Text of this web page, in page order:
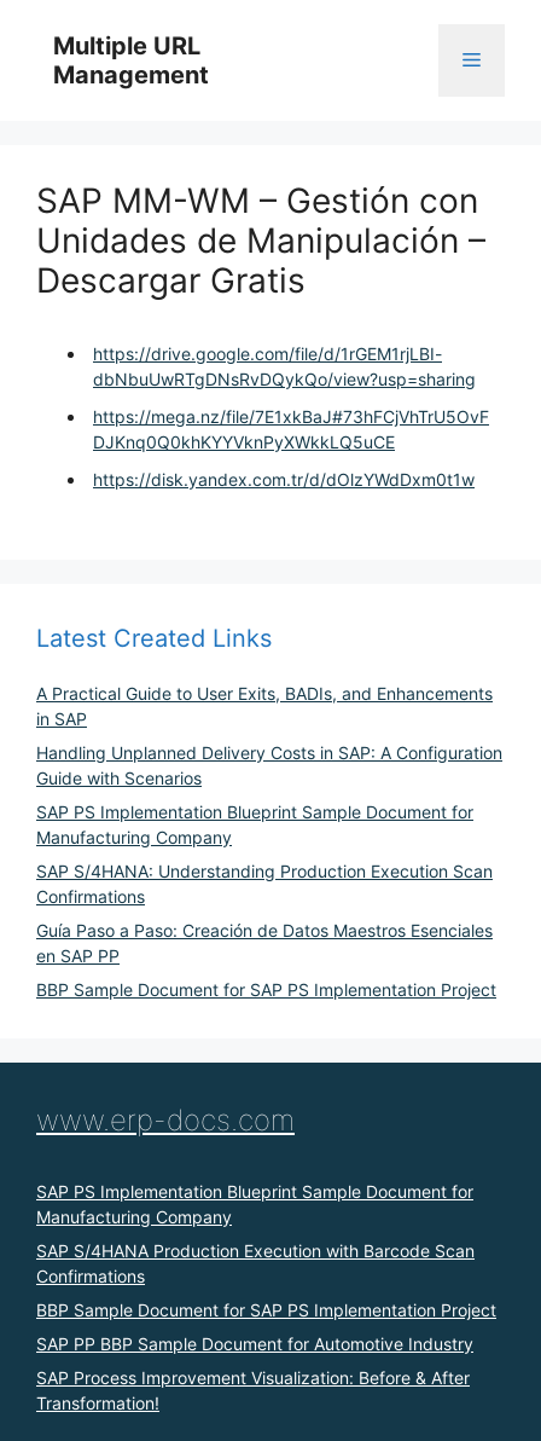
content
Multiple URL
Management
Menu
SAP MM-WM – Gestión con
Unidades de Manipulación –
Descargar Gratis
https://drive.google.com/file/d/1rGEM1rjLBI-
dbNbuUwRTgDNsRvDQykQo/view?usp=sharing
https://mega.nz/file/7E1xkBaJ#73hFCjVhTrU5OvF
DJKnq0Q0khKYYVknPyXWkkLQ5uCE
https://disk.yandex.com.tr/d/dOlzYWdDxm0t1w
Latest Created Links
A Practical Guide to User Exits, BADIs, and Enhancements
in SAP
Handling Unplanned Delivery Costs in SAP: A Configuration
Guide with Scenarios
SAP PS Implementation Blueprint Sample Document for
Manufacturing Company
SAP S/4HANA: Understanding Production Execution Scan
Confirmations
Guía Paso a Paso: Creación de Datos Maestros Esenciales
en SAP PP
BBP Sample Document for SAP PS Implementation Project
www.erp-docs.com
SAP PS Implementation Blueprint Sample Document for
Manufacturing Company
SAP S/4HANA Production Execution with Barcode Scan
Confirmations
BBP Sample Document for SAP PS Implementation Project
SAP PP BBP Sample Document for Automotive Industry
SAP Process Improvement Visualization: Before & After
Transformation!